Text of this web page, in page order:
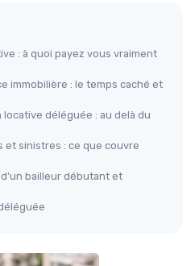
: à quoi payez vous vraiment
immobilière : le temps caché et
locative déléguée : au delà du
et sinistres : ce que couvre
bailleur débutant et